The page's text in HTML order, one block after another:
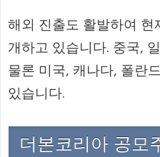
해외 진출도 활발하여
개하고 있습니다. 중국,
물론 미국, 캐나다, 폴란
있습니다.
더본코리아 공모